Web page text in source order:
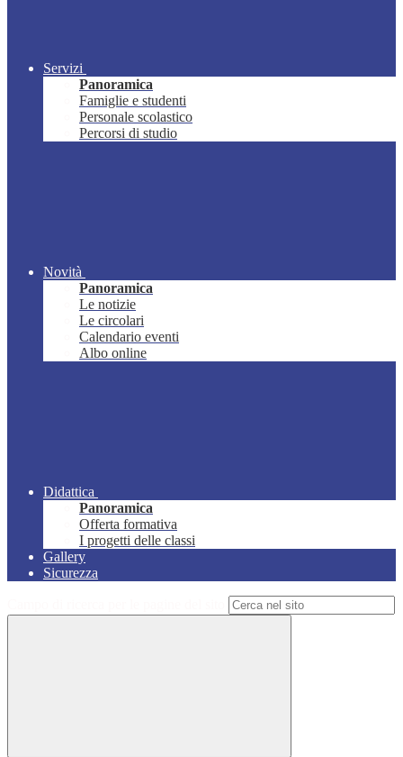
Servizi
Panoramica
Famiglie e studenti
Personale scolastico
Percorsi di studio
Novità
Panoramica
Le notizie
Le circolari
Calendario eventi
Albo online
Didattica
Panoramica
Offerta formativa
I progetti delle classi
Gallery
Sicurezza